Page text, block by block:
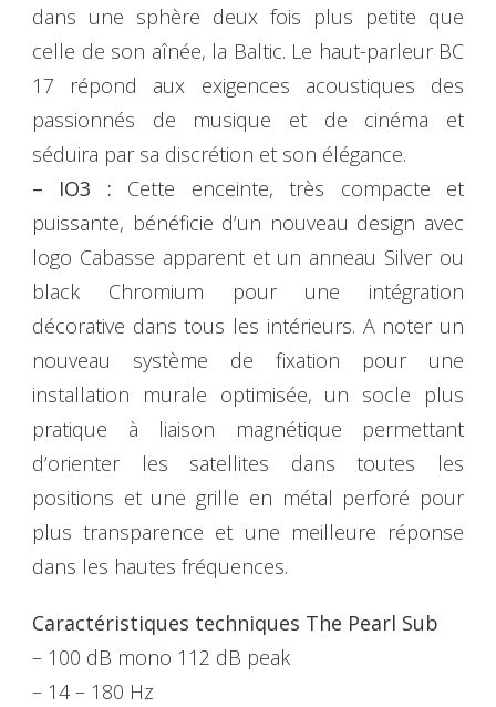
dans une sphère deux fois plus petite que
celle de son aînée, la Baltic. Le haut-parleur BC
17 répond aux exigences acoustiques des
passionnés de musique et de cinéma et
séduira par sa discrétion et son élégance.
– IO3 : Cette enceinte, très compacte et
puissante, bénéficie d’un nouveau design avec
logo Cabasse apparent et un anneau Silver ou
black Chromium pour une intégration
décorative dans tous les intérieurs. A noter un
nouveau système de fixation pour une
installation murale optimisée, un socle plus
pratique à liaison magnétique permettant
d’orienter les satellites dans toutes les
positions et une grille en métal perforé pour
plus transparence et une meilleure réponse
dans les hautes fréquences.
Caractéristiques techniques The Pearl Sub
– 100 dB mono 112 dB peak
– 14 – 180 Hz